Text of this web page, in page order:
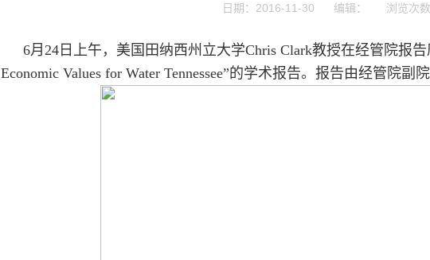
日期：2016-11-30 编辑： 浏览次
6月24日上午，美国田纳西州立大学Chris Clark教授在经管院报
Economic Values for Water Tennessee”的学术报告。报告由经管院副